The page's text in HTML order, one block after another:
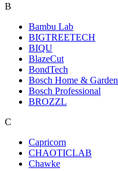
B
Bambu Lab
BIGTREETECH
BIQU
BlazeCut
BondTech
Bosch Home & Garden
Bosch Professional
BROZZL
C
Capricorn
CHAOTICLAB
Chawke